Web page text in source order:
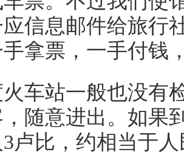
信息邮件给旅行
拿票，一手付钱
站一般也没有检
，随意进出。如果
卢比，约相当于